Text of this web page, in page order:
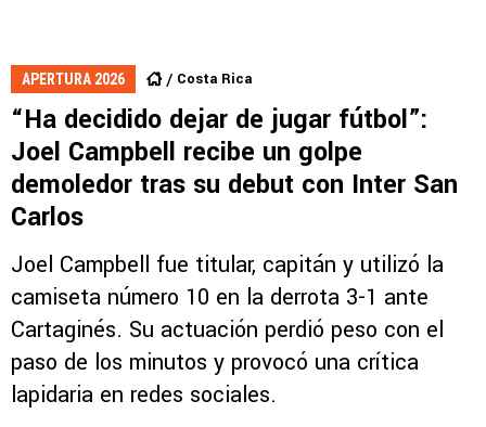
APERTURA 2026 Costa Rica
“Ha decidido dejar de jugar fútbol”:
Joel Campbell recibe un golpe
demoledor tras su debut con Inter San
Carlos
Joel Campbell fue titular, capitán y utilizó la
camiseta número 10 en la derrota 3-1 ante
Cartaginés. Su actuación perdió peso con el
paso de los minutos y provocó una crítica
lapidaria en redes sociales.